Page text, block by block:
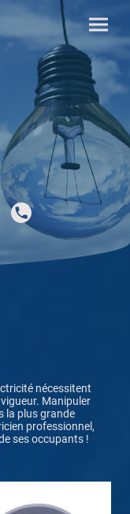
nécessitent
Manipuler
la plus grande
professionnel,
ses occupants !